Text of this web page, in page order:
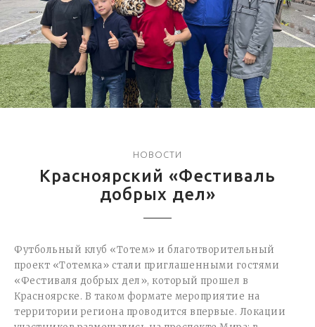
НОВОСТИ
Красноярский «Фестиваль
добрых дел»
Футбольный клуб «Тотем» и благотворительный
проект «Тотемка» стали приглашенными гостями
«Фестиваля добрых дел», который прошел в
Красноярске. В таком формате мероприятие на
территории региона проводится впервые. Локации